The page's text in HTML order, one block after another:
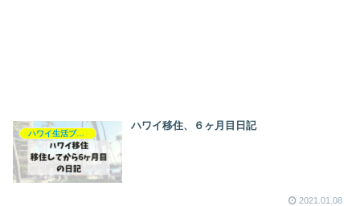
ハワイ生活ブログ
ハワイ移住、６ヶ月目日記
2021.01.08